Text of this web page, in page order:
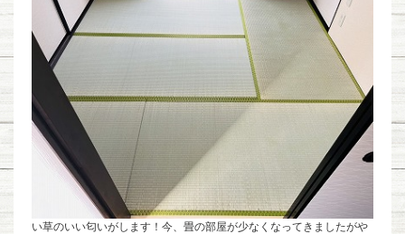
い草のいい匂いがします！今、畳の部屋が少なくなってきましたがや